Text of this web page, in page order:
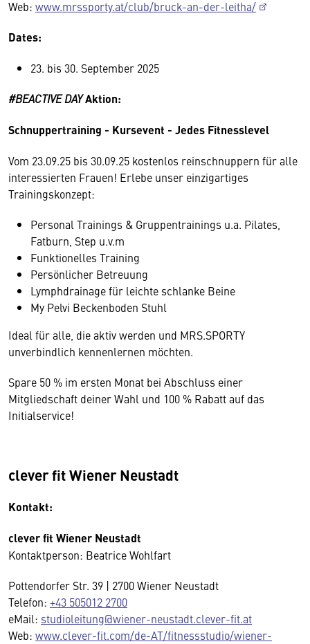
Web: www.mrssporty.at/club/bruck-an-der-leitha/
Dates:
23. bis 30. September 2025
#BEACTIVE DAYAktion:
Schnuppertraining - Kursevent - Jedes Fitnesslevel
Vom 23.09.25 bis 30.09.25 kostenlos reinschnuppern für alle
interessierten Frauen! Erlebe unser einzigartiges
Trainingskonzept:
Personal Trainings & Gruppentrainings u.a. Pilates,
Fatburn, Step u.v.m
Funktionelles Training
Persönlicher Betreuung
Lymphdrainage für leichte schlanke Beine
My Pelvi Beckenboden Stuhl
Ideal für alle, die aktiv werden und MRS.SPORTY
unverbindlich kennenlernen möchten.
Spare 50 % im ersten Monat bei Abschluss einer
Mitgliedschaft deiner Wahl und 100 % Rabatt auf das
Initialservice!
clever fit Wiener Neustadt
Kontakt:
clever fit Wiener Neustadt
Kontaktperson: Beatrice Wohlfart
Pottendorfer Str. 39 | 2700 Wiener Neustadt
Telefon: +43 505012 2700
eMail: studioleitung@wiener-neustadt.clever-fit.at
Web: www.clever-fit.com/de-AT/fitnessstudio/wiener-